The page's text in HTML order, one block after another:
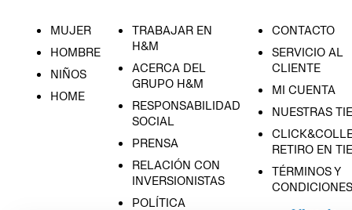
MUJER
HOMBRE
NIÑOS
HOME
TRABAJAR EN
H&M
ACERCA DEL
GRUPO H&M
RESPONSABILIDAD
SOCIAL
PRENSA
RELACIÓN CON
INVERSIONISTAS
POLÍTICA
CONTACTO
SERVICIO AL
CLIENTE
MI CUENTA
NUESTRAS
RETIRO EN
TÉRMINOS Y
CONDICIONES